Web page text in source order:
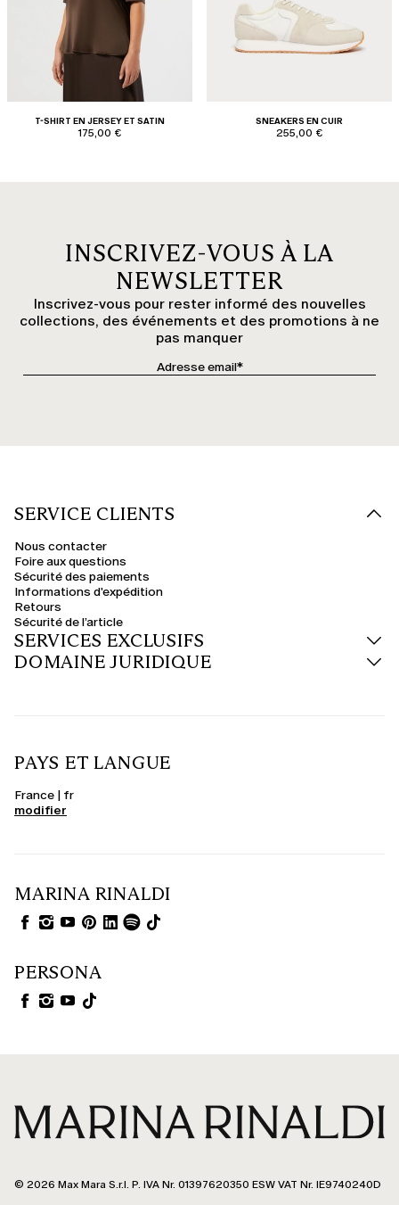
T-SHIRT EN JERSEY ET SATIN
175,00 €
SNEAKERS EN CUIR
255,00 €
INSCRIVEZ-VOUS À LA
NEWSLETTER
Inscrivez-vous pour rester informé des nouvelles
collections, des événements et des promotions à ne
pas manquer
SERVICE CLIENTS
Nous contacter
Foire aux questions
Sécurité des paiements
Informations d'expédition
Retours
Sécurité de l’article
SERVICES EXCLUSIFS
DOMAINE JURIDIQUE
PAYS ET LANGUE
France | fr
modifier
MARINA RINALDI
PERSONA
© 2026 Max Mara S.r.l. P. IVA Nr. 01397620350 ESW VAT Nr. IE9740240D